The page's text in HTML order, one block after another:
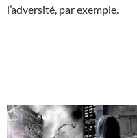
l’adversité, par exemple.